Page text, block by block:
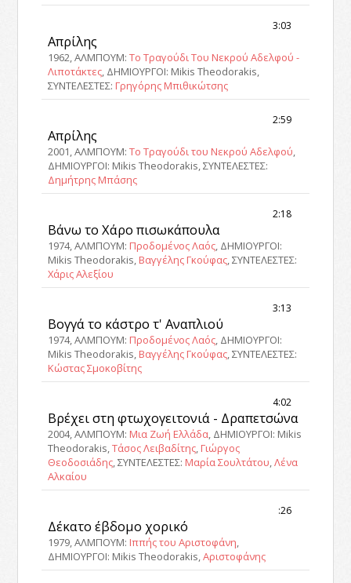
3:03
Απρίλης
1962, ΑΛΜΠΟΥΜ:Το Τραγούδι Του Νεκρού Αδελφού -
Λιποτάκτες, ΔΗΜΙΟΥΡΓΟΙ: Mikis Theodorakis,
ΣΥΝΤΕΛΕΣΤΕΣ: Γρηγόρης Μπιθικώτσης
2:59
Απρίλης
2001, ΑΛΜΠΟΥΜ:Το Τραγούδι του Νεκρού Αδελφού,
ΔΗΜΙΟΥΡΓΟΙ: Mikis Theodorakis, ΣΥΝΤΕΛΕΣΤΕΣ:
Δημήτρης Μπάσης
2:18
Βάνω το Χάρο πισωκάπουλα
1974, ΑΛΜΠΟΥΜ: Προδομένος Λαός, ΔΗΜΙΟΥΡΓΟΙ:
Mikis Theodorakis, Βαγγέλης Γκούφας, ΣΥΝΤΕΛΕΣΤΕΣ:
Χάρις Αλεξίου
3:13
Βογγά το κάστρο τ' Αναπλιού
1974, ΑΛΜΠΟΥΜ: Προδομένος Λαός, ΔΗΜΙΟΥΡΓΟΙ:
Mikis Theodorakis, Βαγγέλης Γκούφας, ΣΥΝΤΕΛΕΣΤΕΣ:
Κώστας Σμοκοβίτης
4:02
Βρέχει στη φτωχογειτονιά - Δραπετσώνα
2004, ΑΛΜΠΟΥΜ: Μια Ζωή Ελλάδα, ΔΗΜΙΟΥΡΓΟΙ: Mikis
Theodorakis,Τάσος Λειβαδίτης, Γιώργος
Θεοδοσιάδης, ΣΥΝΤΕΛΕΣΤΕΣ: Μαρία Σουλτάτου,Λένα
Αλκαίου
:26
Δέκατο έβδομο χορικό
1979, ΑΛΜΠΟΥΜ: Ιππής του Αριστοφάνη,
ΔΗΜΙΟΥΡΓΟΙ: Mikis Theodorakis,Αριστοφάνης